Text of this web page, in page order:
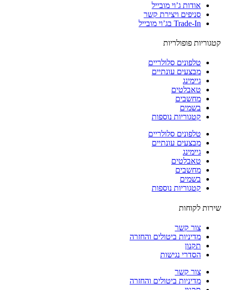
אודות ג’וי מובייל
סניפים ויצירת קשר
Trade-In בג’וי מובייל
פופולריות
טלפונים סלולריים
מבצעים עונתיים
גיימינג
טאבלטים
מחשבים
בשמים
קטגוריות נוספות
טלפונים סלולריים
מבצעים עונתיים
גיימינג
טאבלטים
מחשבים
בשמים
קטגוריות נוספות
לקוחות
צור קשר
מדיניות ביטולים והחזרה
תקנון
הסדרי נגישות
צור קשר
מדיניות ביטולים והחזרה